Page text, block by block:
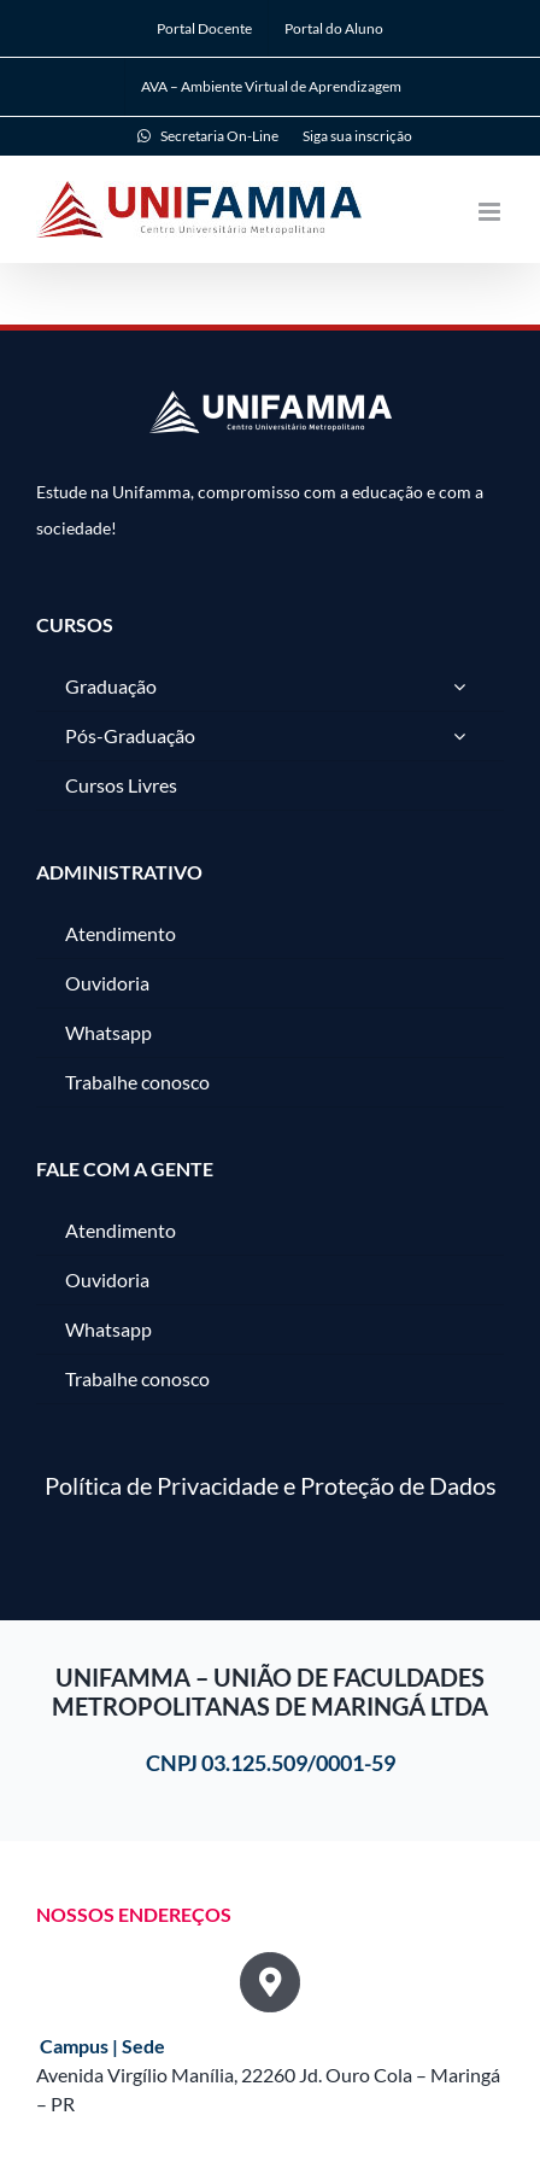
Portal Docente Portal do Aluno
AVA – Ambiente Virtual de Aprendizagem
Secretaria On-Line Siga sua inscrição
Estude na Unifamma, compromisso com a educação e com a
sociedade!
CURSOS
Graduação
Pós-Graduação
Cursos Livres
ADMINISTRATIVO
Atendimento
Ouvidoria
Whatsapp
Trabalhe conosco
FALE COM A GENTE
Atendimento
Ouvidoria
Whatsapp
Trabalhe conosco
Política de Privacidade e Proteção de Dados
UNIFAMMA – UNIÃO DE FACULDADES
METROPOLITANAS DE MARINGÁ LTDA
CNPJ 03.125.509/0001-59
NOSSOS ENDEREÇOS
Campus | Sede
Avenida Virgílio Manília, 22260 Jd. Ouro Cola – Maringá
– PR